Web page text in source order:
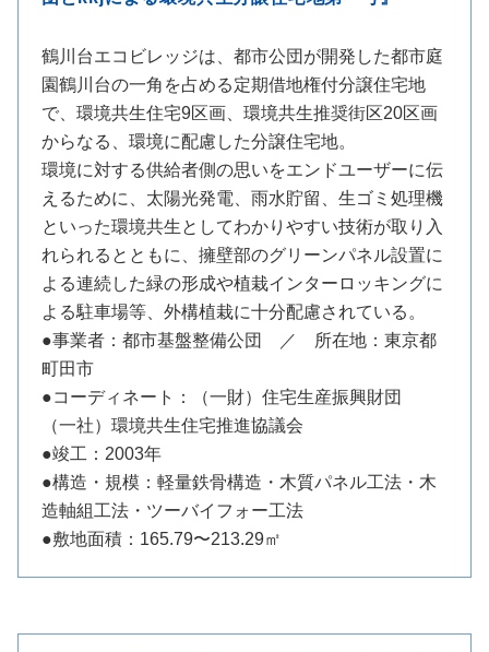
鶴川台エコビレッジは、都市公団が開発した都市庭
園鶴川台の一角を占める定期借地権付分譲住宅地
で、環境共生住宅9区画、環境共生推奨街区20区画
からなる、環境に配慮した分譲住宅地。
環境に対する供給者側の思いをエンドユーザーに伝
えるために、太陽光発電、雨水貯留、生ゴミ処理機
といった環境共生としてわかりやすい技術が取り入
れられるとともに、擁壁部のグリーンパネル設置に
よる連続した緑の形成や植栽インターロッキングに
よる駐車場等、外構植栽に十分配慮されている。
●事業者：都市基盤整備公団 ／ 所在地：東京都
町田市
●コーディネート：（一財）住宅生産振興財団
（一社）環境共生住宅推進協議会
●竣工：2003年
●構造・規模：軽量鉄骨構造・木質パネル工法・木
造軸組工法・ツーバイフォー工法
●敷地面積：165.79〜213.29㎡